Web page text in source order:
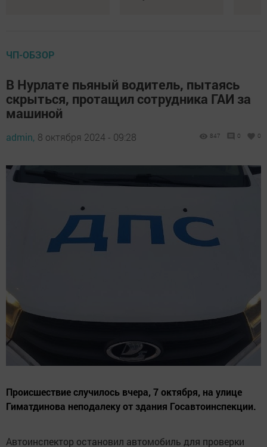
ЧП-ОБЗОР
В Нурлате пьяный водитель, пытаясь
скрыться, протащил сотрудника ГАИ за
машиной
admin, 8 октября 2024 - 09:28 847 0 0
Происшествие случилось вчера, 7 октября, на улице
Гиматдинова неподалеку от здания Госавтоинспекции.
Автоинспектор остановил автомобиль для проверки